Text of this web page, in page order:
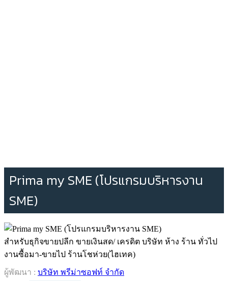
Prima my SME (โปรแกรมบริหารงาน
SME)
สำหรับธุกิจขายปลีก ขายเงินสด/ เครดิต บริษัท ห้าง ร้าน ทั่วไป
งานซื้อมา-ขายไป ร้านโชห่วย(ไฮเทค)
ผู้พัฒนา : บริษัท พรีม่าซอฟท์ จำกัด